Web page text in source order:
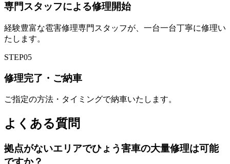
専門スタッフによる修理開始
経験豊富な雹害修理専門スタッフが、一台一台丁寧に修理い
たします。
STEP05
修理完了・ご納車
ご指定の方法・タイミングで納車いたします。
よくある質問
拠点がないエリアでひょう害車の大量修理は可能
ですか？